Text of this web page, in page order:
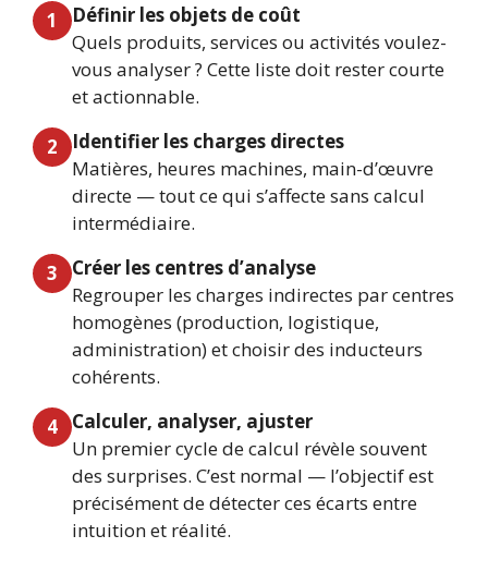
1
Définir les objets de coût
Quels produits, services ou activités voulez-
vous analyser ? Cette liste doit rester courte
et actionnable.
2
Identifier les charges directes
Matières, heures machines, main-d’œuvre
directe — tout ce qui s’affecte sans calcul
intermédiaire.
3
Créer les centres d’analyse
Regrouper les charges indirectes par centres
homogènes (production, logistique,
administration) et choisir des inducteurs
cohérents.
4
Calculer, analyser, ajuster
Un premier cycle de calcul révèle souvent
des surprises. C’est normal — l’objectif est
précisément de détecter ces écarts entre
intuition et réalité.